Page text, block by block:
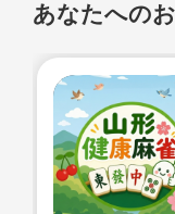
あなたへの